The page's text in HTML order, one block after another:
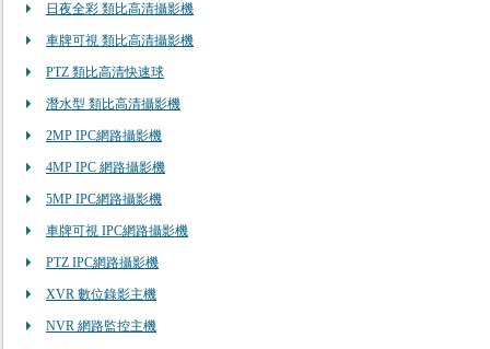
日夜全彩 類比高清攝影機
車牌可視 類比高清攝影機
PTZ 類比高清快速球
潛水型 類比高清攝影機
2MP IPC網路攝影機
4MP IPC 網路攝影機
5MP IPC網路攝影機
車牌可視 IPC網路攝影機
PTZ IPC網路攝影機
XVR 數位錄影主機
NVR 網路監控主機